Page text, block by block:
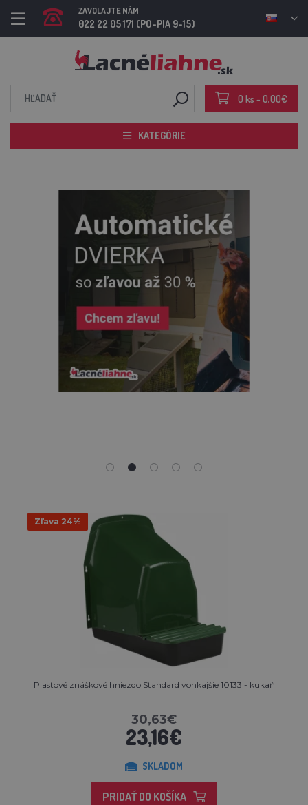
ZAVOLAJTE NÁM
022 22 05 171 (PO-PIA 9-15)
0 ks - 0,00€
KATEGÓRIE
Zľava 24%
Plastové znáškové hniezdo Standard vonkajšie 10133 - kukaň
30,63€
23,16€
SKLADOM
PRIDAŤ DO KOŠÍKA